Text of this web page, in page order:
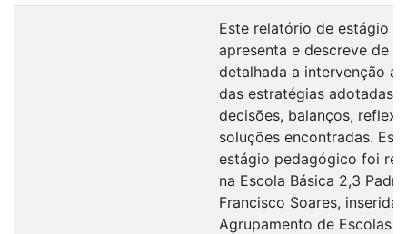
Este relatório de estágio
apresenta e descreve de
detalhada a intervenção
das estratégias adotadas,
decisões, balanços,
soluções encontradas. Este
estágio pedagógico foi
na Escola Básica 2,3 Padre
Francisco Soares, inserida
Agrupamento de Escolas